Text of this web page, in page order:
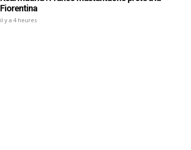
Fiorentina
il y a 4 heures